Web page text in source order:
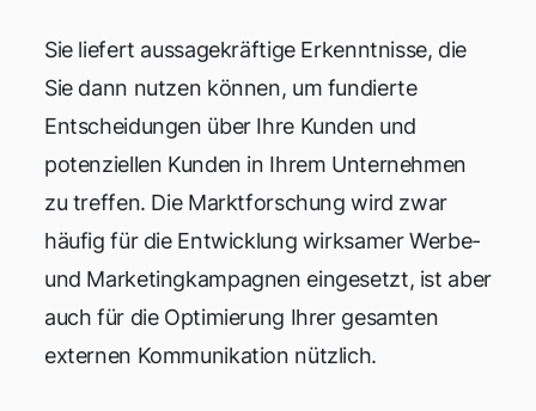
Sie liefert aussagekräftige Erkenntnisse, die
Sie dann nutzen können, um fundierte
Entscheidungen über Ihre Kunden und
potenziellen Kunden in Ihrem Unternehmen
zu treffen. Die Marktforschung wird zwar
häufig für die Entwicklung wirksamer Werbe-
und Marketingkampagnen eingesetzt, ist aber
auch für die Optimierung Ihrer gesamten
externen Kommunikation nützlich.